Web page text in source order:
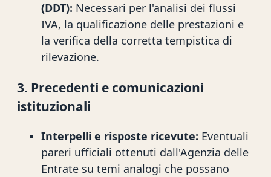
(DDT): Necessari per l'analisi dei flussi
IVA, la qualificazione delle prestazioni e
la verifica della corretta tempistica di
rilevazione.
3. Precedenti e comunicazioni
istituzionali
Interpelli e risposte ricevute: Eventuali
pareri ufficiali ottenuti dall'Agenzia delle
Entrate su temi analogi che possano